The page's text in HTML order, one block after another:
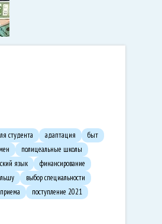
студента адаптация
быт
полицеальные школы
язык
финансирование
выбор специальности
поступление 2021